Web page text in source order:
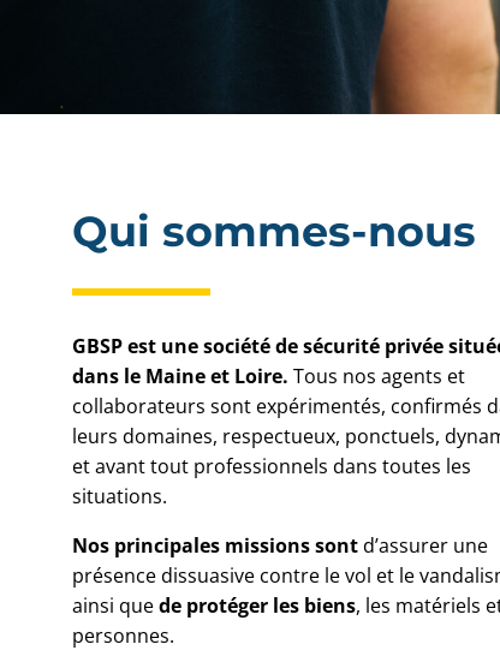
Qui sommes-nous
GBSP est une société de sécurité privée
dans le Maine et Loire. Tous nos agents et
collaborateurs sont expérimentés, confirmés
leurs domaines, respectueux, ponctuels,
et avant tout professionnels dans toutes les
situations.
Nos principales missions sontd’assurer une
présence dissuasive contre le vol et le
ainsi quede protéger les biens, les matériels
personnes.